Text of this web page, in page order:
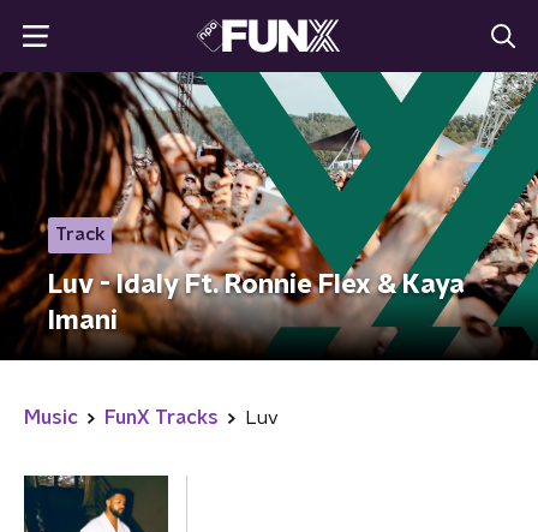
Track
Luv - Idaly Ft. Ronnie Flex & Kaya
Imani
Music FunX Tracks Luv